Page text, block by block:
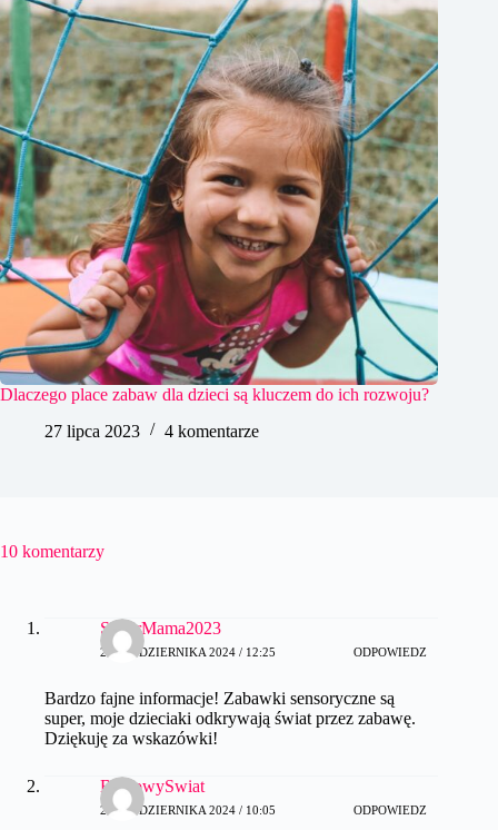
Dlaczego place zabaw dla dzieci są kluczem do ich rozwoju?
27 lipca 2023
4 komentarze
10 komentarzy
SuperMama2023
23 PAŹDZIERNIKA 2024 / 12:25 ODPOWIEDZ
Bardzo fajne informacje! Zabawki sensoryczne są
super, moje dzieciaki odkrywają świat przez zabawę.
Dziękuję za wskazówki!
BajkowySwiat
28 PAŹDZIERNIKA 2024 / 10:05 ODPOWIEDZ